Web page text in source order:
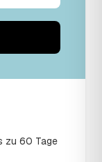
zu 60 Tage